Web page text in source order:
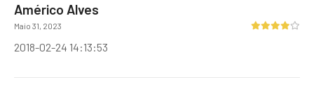
Américo Alves
Maio 31, 2023
2018-02-24 14:13:53